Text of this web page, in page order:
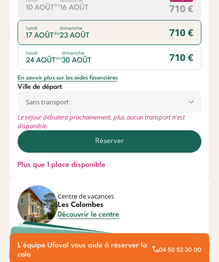
10 AOÛTau16 AOÛT 710 €
lundi
17 AOÛT au
dimanche
23 AOÛT 710 €
lundi
24 AOÛT au
dimanche
30 AOÛT 710 €
En savoir plus sur les aides financières
Ville de départ
Le séjour débutera prochainement, plus aucun transport n'est
disponible.
Réserver
Plus que 1 place disponible
Centre de vacances
Les Colombes
Découvrir le centre
L'équipe Ufoval vous aide à réserver la
colo
04 50 52 30 00